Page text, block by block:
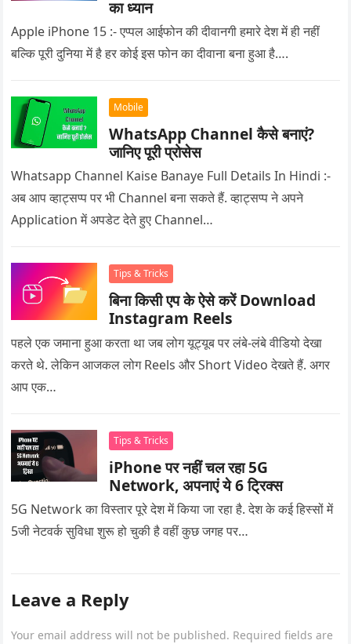
का ध्यान
Apple iPhone 15 :- एप्पल आईफोन की दीवानगी हमारे देश में ही नहीं
बल्कि पूरी दुनिया में है हर कोई इस फोन का दीवाना बना हुआ है….
Mobile
WhatsApp Channel कैसे बनाएं?
जानिए पूरी प्रोसेस
Whatsapp Channel Kaise Banaye Full Details In Hindi :-
अब आप व्हाट्सप्प पर भी Channel बना सकते हैं. व्हाट्सप्प ने अपने
Application में अपडेट देते हुए Channel…
Tips & Tricks
बिना किसी एप के ऐसे करें Download
Instagram Reels
पहले एक जमाना हुआ करता था जब लोग यूट्यूब पर लंबे-लंबे वीडियो देखा
करते थे. लेकिन आजकल लोग Reels और Short Video देखते हैं. अगर
आप एक…
Tips & Tricks
iPhone पर नहीं चल रहा 5G
Network, अपनाएं ये 6 ट्रिक्स
5G Network का विस्तार पूरे देश में किया जा रहा है. देश के कई हिस्सों में
5जी नेटवर्क सुविधा शुरू हो चुकी है वहीं कुछ जगह पर…
Leave a Reply
Your email address will not be published. Required fields are